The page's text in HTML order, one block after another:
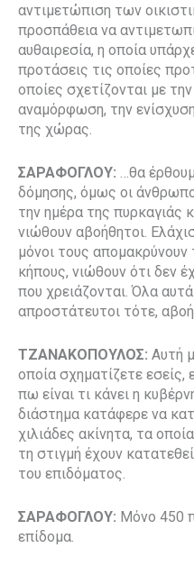
αντιμετώπιση των
προσπάθεια να
αυθαιρεσία, η οποία
προτάσεις τις οποίες
οποίες σχετίζονται με
αναμόρφωση, την
της χώρας.
ΣΑΡΑΦΟΓΛΟΥ: …θα
δόμησης, όμως οι
την ημέρα της πυρκαγιάς
νιώθουν αβοήθητοι.
μόνοι τους
κήπους, νιώθουν ότι δεν
που χρειάζονται. Όλα
απροστάτευτοι τότε,
ΤΖΑΝΑΚΟΠΟΥΛΟΣ: Αυτή
οποία σχηματίζετε
πω είναι τι κάνει η
διάστημα κατάφερε να
χιλιάδες ακίνητα, τα
τη στιγμή έχουν
του επιδόματος.
ΣΑΡΑΦΟΓΛΟΥ: Μόνο 450
επίδομα.